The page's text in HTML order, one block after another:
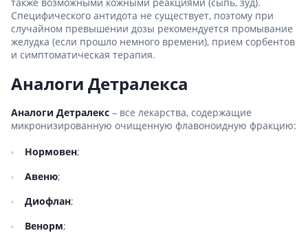
также возможными кожными реакциями (сыпь, зуд).
Специфического антидота не существует, поэтому при
случайном превышении дозы рекомендуется промывание
желудка (если прошло немного времени), прием сорбентов
и симптоматическая терапия.
Аналоги Детралекса
Аналоги Детралекс – все лекарства, содержащие
микронизированную очищенную флавоноидную фракцию:
Нормовен;
Авеню;
Диофлан;
Венорм;